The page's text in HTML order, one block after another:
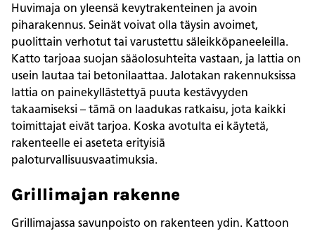
Huvimaja on yleensä kevytrakenteinen ja avoin
piharakennus. Seinät voivat olla täysin avoimet,
puolittain verhotut tai varustettu säleikköpaneeleilla.
Katto tarjoaa suojan sääolosuhteita vastaan, ja lattia on
usein lautaa tai betonilaattaa. Jalotakan rakennuksissa
lattia on painekyllästettyä puuta kestävyyden
takaamiseksi – tämä on laadukas ratkaisu, jota kaikki
toimittajat eivät tarjoa. Koska avotulta ei käytetä,
rakenteelle ei aseteta erityisiä
paloturvallisuusvaatimuksia.
Grillimajan rakenne
Grillimajassa savunpoisto on rakenteen ydin. Kattoon